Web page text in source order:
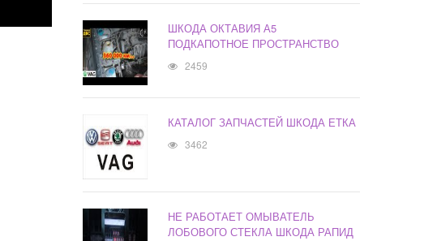
ШКОДА ОКТАВИЯ А5
ПОДКАПОТНОЕ ПРОСТРАНСТВО
2459
КАТАЛОГ ЗАПЧАСТЕЙ ШКОДА ЕТКА
3462
НЕ РАБОТАЕТ ОМЫВАТЕЛЬ
ЛОБОВОГО СТЕКЛА ШКОДА РАПИД